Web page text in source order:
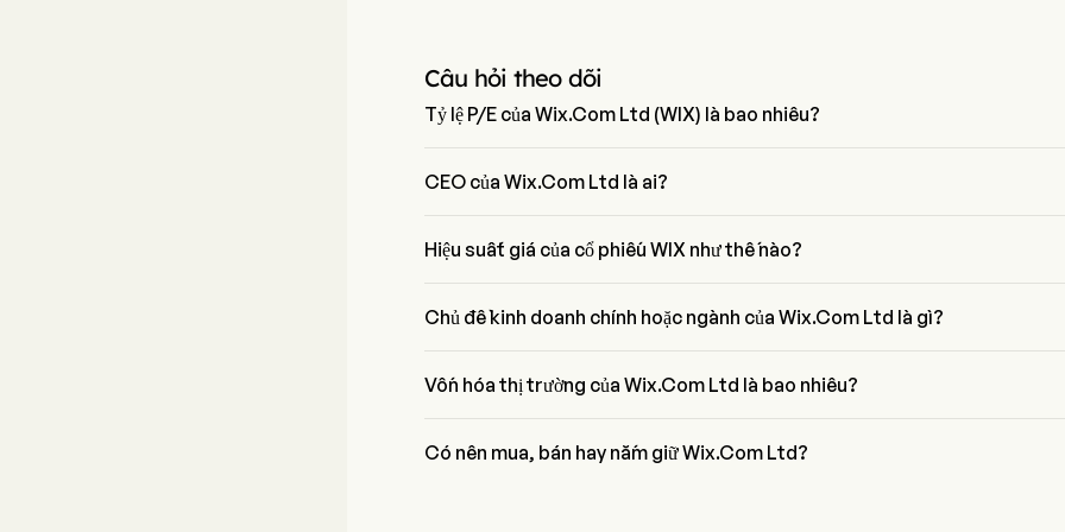
Câu hỏi theo dõi
Tỷ lệ P/E của Wix.Com Ltd (WIX) là bao nhiêu?
CEO của Wix.Com Ltd là ai?
Hiệu suất giá của cổ phiếu WIX như thế nào?
Chủ đề kinh doanh chính hoặc ngành của Wix.Com Ltd là gì?
Vốn hóa thị trường của Wix.Com Ltd là bao nhiêu?
Có nên mua, bán hay nắm giữ Wix.Com Ltd?